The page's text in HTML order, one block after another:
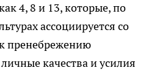
4, 8 и 13, которые, по
ассоциируется со
пренебрежению
качества и усилия